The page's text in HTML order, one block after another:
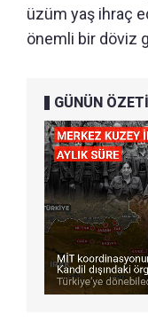
üzüm yaş ihraç
önemli bir döviz
GÜNÜN ÖZETİ